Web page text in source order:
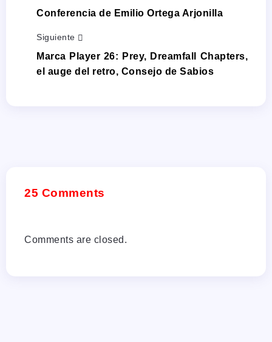
Conferencia de Emilio Ortega Arjonilla
Siguiente
Marca Player 26: Prey, Dreamfall Chapters,
el auge del retro, Consejo de Sabios
25 Comments
Comments are closed.